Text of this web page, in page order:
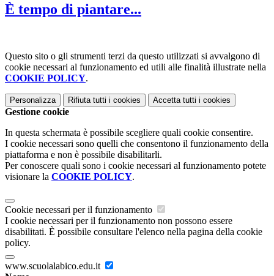
È tempo di piantare...
Questo sito o gli strumenti terzi da questo utilizzati si avvalgono di
cookie necessari al funzionamento ed utili alle finalità illustrate nella
COOKIE POLICY.
Personalizza Rifiuta tutti i cookies Accetta tutti i cookies
Gestione cookie
In questa schermata è possibile scegliere quali cookie consentire.
I cookie necessari sono quelli che consentono il funzionamento della
piattaforma e non è possibile disabilitarli.
Per conoscere quali sono i cookie necessari al funzionamento potete
visionare la COOKIE POLICY.
Cookie necessari per il funzionamento
I cookie necessari per il funzionamento non possono essere
disabilitati. È possibile consultare l'elenco nella pagina della cookie
policy.
www.scuolalabico.edu.it